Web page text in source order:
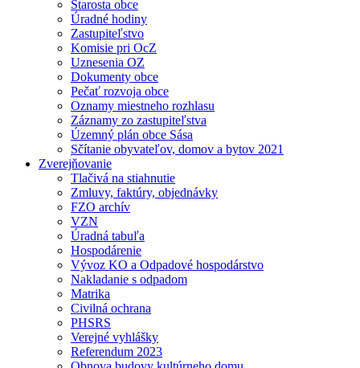
Starosta obce
Úradné hodiny
Zastupiteľstvo
Komisie pri OcZ
Uznesenia OZ
Dokumenty obce
Pečať rozvoja obce
Oznamy miestneho rozhlasu
Záznamy zo zastupiteľstva
Územný plán obce Sása
Sčítanie obyvateľov, domov a bytov 2021
Zverejňovanie
Tlačivá na stiahnutie
Zmluvy, faktúry, objednávky
FZO archív
VZN
Úradná tabuľa
Hospodárenie
Vývoz KO a Odpadové hospodárstvo
Nakladanie s odpadom
Matrika
Civilná ochrana
PHSRS
Verejné vyhlášky
Referendum 2023